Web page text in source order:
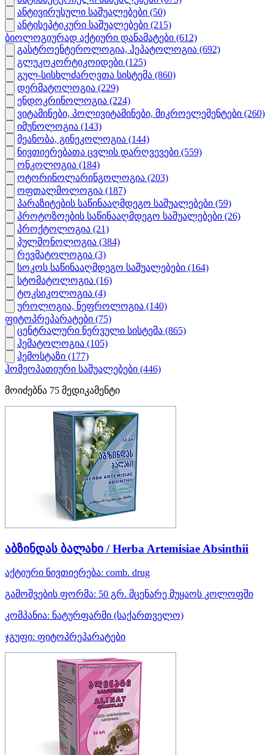
ანტივირუსული საშუალებები (50)
ანტისეპტიკური საშუალებები (215)
ბიოლოგიურად აქტიური დანამატები (612)
გასტროენტეროლოგია, ჰეპატოლოგია (692)
გლუკოკორტიკოიდები (125)
გულ-სისხლძარღვთა სისტემა (860)
დერმატოლოგია (229)
ენდოკრინოლოგია (224)
ვიტამინები, პოლივიტამინები, მიკროელემენტები (260)
იმუნოლოგია (143)
მეანობა, გინეკოლოგია (144)
ნივთიერებათა ცვლის დარღვევები (559)
ონკოლოგია (184)
ოტორინოლარინგოლოგია (203)
ოფთალმოლოგია (187)
პარაზიტების საწინააღმდეგო საშუალებები (59)
პროტოზოების საწინააღმდეგო საშუალებები (26)
პროქტოლოგია (21)
პულმონოლოგია (384)
რევმატოლოგია (3)
სოკოს საწინააღმდეგო საშუალებები (164)
სტომატოლოგია (16)
ტოკსიკოლოგია (4)
უროლოგია, ნეფროლოგია (140)
ფიტოპრეპარატები (75)
ცენტრალური ნერვული სისტემა (865)
ჰემატოლოგია (105)
ჰემოსტაზი (177)
ჰომეოპათიური საშუალებები (446)
მოიძებნა 75 მედიკამენტი
აბზინდას ბალახი / Herba Artemisiae Absinthii
აქტიური ნივთიერება: comb. drug
გამოშვების ფორმა: 50 გრ. მცენარე მუყაოს კოლოფში
კომპანია: ნატურფარმი (საქართველო)
ჯგუფი: ფიტოპრეპარატები